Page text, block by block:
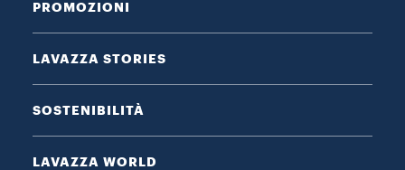
PROMOZIONI
LAVAZZA STORIES
SOSTENIBILITÀ
LAVAZZA WORLD